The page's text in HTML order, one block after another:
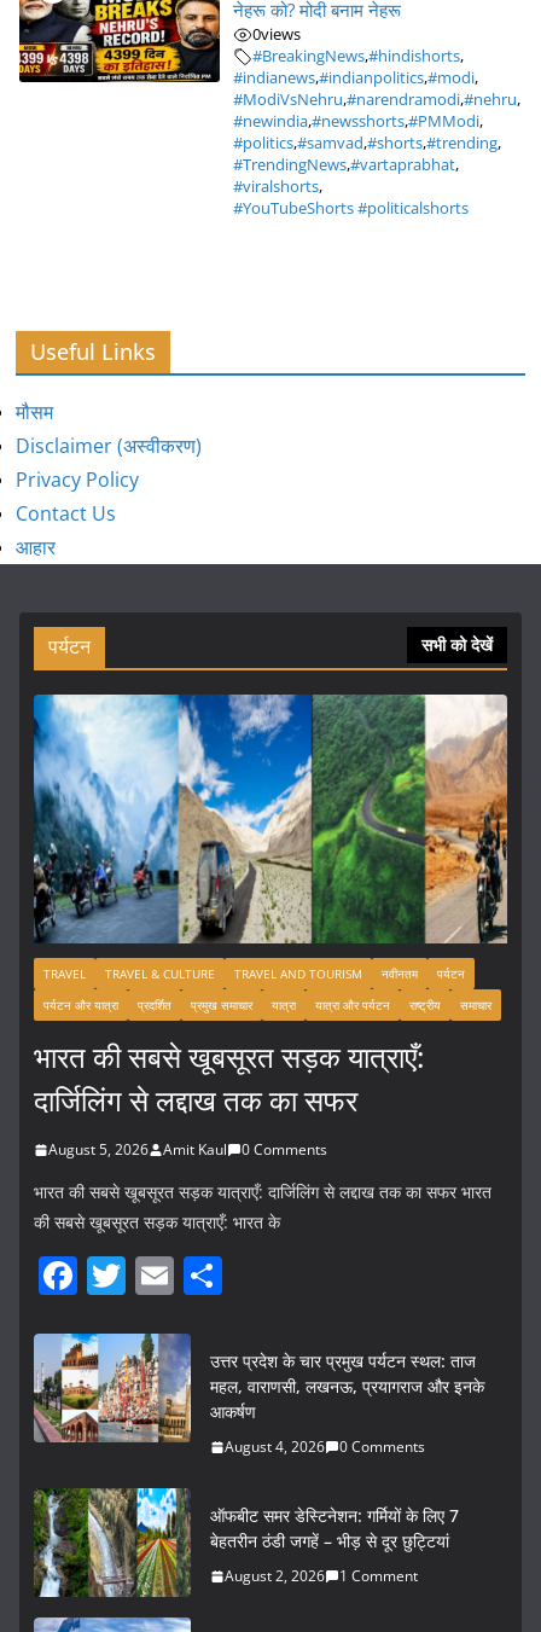
नेहरू को? मोदी बनाम नेहरू
0views
#BreakingNews,#hindishorts,
#indianews,#indianpolitics,#modi,
#ModiVsNehru,#narendramodi,#nehru,
#newindia,#newsshorts,#PMModi,
#politics,#samvad,#shorts,#trending,
#TrendingNews,#vartaprabhat,
#viralshorts,
#YouTubeShorts #politicalshorts
Useful Links
मौसम
Disclaimer (अस्वीकरण)
Privacy Policy
Contact Us
आहार
पर्यटन सभी को देखें
TRAVEL TRAVEL & CULTURE TRAVEL AND TOURISM नवीनतम
पर्यटन
पर्यटन और यात्रा
प्रदर्शित प्रमुख समाचार यात्रा यात्रा और पर्यटन राष्ट्रीय समाचार
भारत की सबसे खूबसूरत सड़क यात्राएँ:
दार्जिलिंग से लद्दाख तक का सफर
August 5, 2026 Amit Kaul 0 Comments
भारत की सबसे खूबसूरत सड़क यात्राएँ: दार्जिलिंग से लद्दाख तक का सफर भारत
की सबसे खूबसूरत सड़क यात्राएँ: भारत के
F
c
e
b
o
k
T
itt
er
E
ai
l
ar
e
उत्तर प्रदेश के चार प्रमुख पर्यटन स्थल: ताज
महल, वाराणसी, लखनऊ, प्रयागराज और इनके
आकर्षण
August 4, 2026 0 Comments
ऑफबीट समर डेस्टिनेशन: गर्मियों के लिए 7
बेहतरीन ठंडी जगहें – भीड़ से दूर छुट्टियां
August 2, 2026 1 Comment